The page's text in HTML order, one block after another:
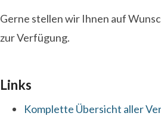
Gerne stellen wir Ihnen auf
zur Verfügung.
Links
Komplette Übersicht aller